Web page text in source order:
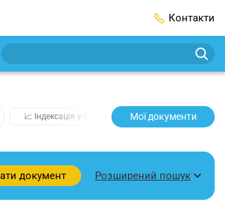
Контакти
📈 Індексація у СЕРПНІ 2️⃣0️⃣2️⃣7️⃣ Усі
Мої документи
документ Розширений пошук